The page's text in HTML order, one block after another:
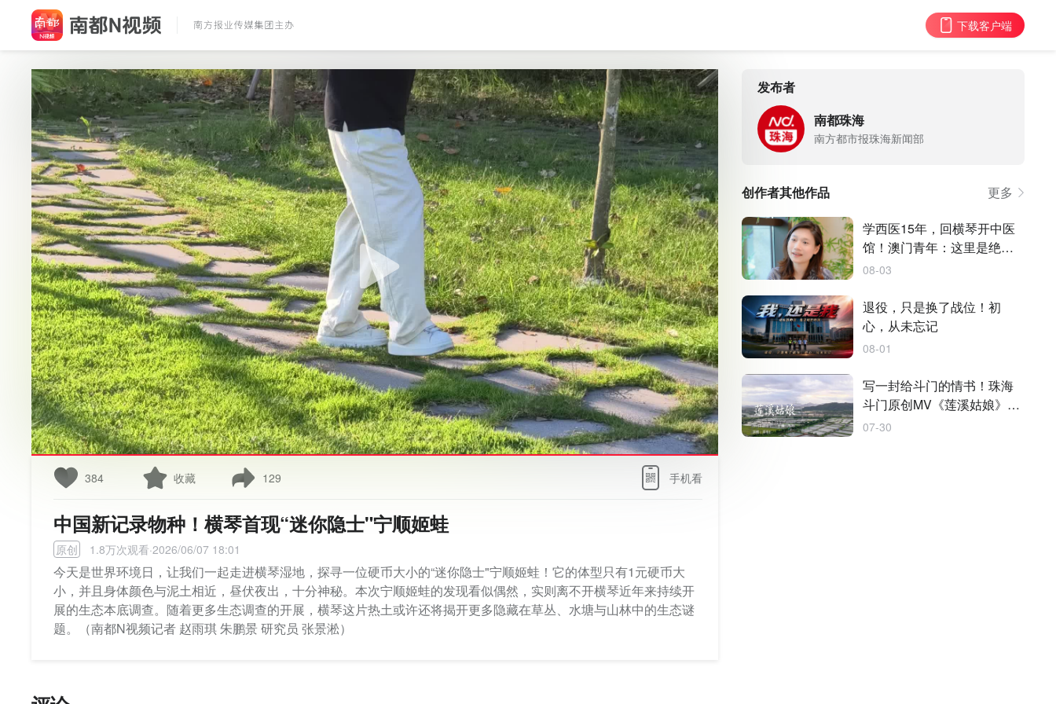
下载客户端
384 收藏 129 手机看
中国新记录物种！横琴首现“迷你隐士"宁顺姬蛙
原创 1.8万次观看·2026/06/07 18:01
今天是世界环境日，让我们一起走进横琴湿地，探寻一位硬币大小的“迷你隐士"宁顺姬蛙！它的体型只有1元硬币大
小，并且身体颜色与泥土相近，昼伏夜出，十分神秘。本次宁顺姬蛙的发现看似偶然，实则离不开横琴近年来持续开
展的生态本底调查。随着更多生态调查的开展，横琴这片热土或许还将揭开更多隐藏在草丛、水塘与山林中的生态谜
题。（南都N视频记者 赵雨琪 朱鹏景 研究员 张景淞）
发布者
南都珠海
南方都市报珠海新闻部
创作者其他作品
更多
学西医15年，回横琴开中医
馆！澳门青年：这里是绝佳
试验田
08-03
退役，只是换了战位！初
心，从未忘记
08-01
写一封给斗门的情书！珠海
斗门原创MV《莲溪姑娘》今
日发布
07-30